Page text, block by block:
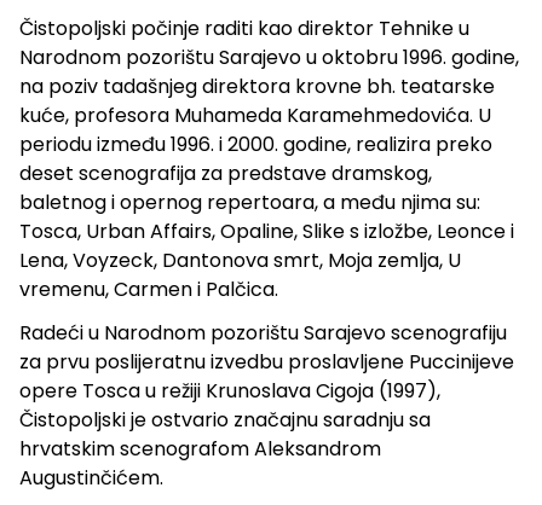
Čistopoljski počinje raditi kao direktor Tehnike u
Narodnom pozorištu Sarajevo u oktobru 1996. godine,
na poziv tadašnjeg direktora krovne bh. teatarske
kuće, profesora Muhameda Karamehmedovića. U
periodu između 1996. i 2000. godine, realizira preko
deset scenografija za predstave dramskog,
baletnog i opernog repertoara, a među njima su:
Tosca, Urban Affairs, Opaline, Slike s izložbe, Leonce i
Lena, Voyzeck, Dantonova smrt, Moja zemlja, U
vremenu, Carmen i Palčica.
Radeći u Narodnom pozorištu Sarajevo scenografiju
za prvu poslijeratnu izvedbu proslavljene Puccinijeve
opere Tosca u režiji Krunoslava Cigoja (1997),
Čistopoljski je ostvario značajnu saradnju sa
hrvatskim scenografom Aleksandrom
Augustinčićem.